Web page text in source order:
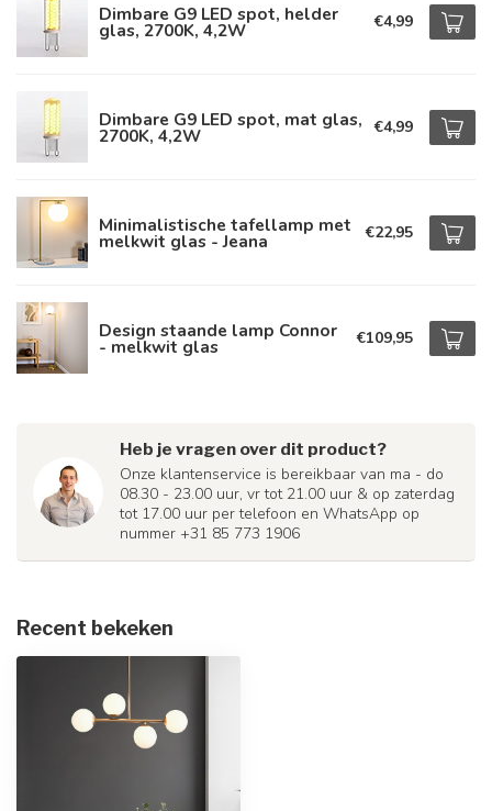
Dimbare G9 LED spot, helder
glas, 2700K, 4,2W €4,99
Dimbare G9 LED spot, mat glas,
2700K, 4,2W €4,99
Minimalistische tafellamp met
melkwit glas - Jeana €22,95
Design staande lamp Connor
- melkwit glas €109,95
Heb je vragen over dit product?
Onze klantenservice is bereikbaar van ma - do
08.30 - 23.00 uur, vr tot 21.00 uur & op zaterdag
tot 17.00 uur per telefoon en WhatsApp op
nummer +31 85 773 1906
Recent bekeken